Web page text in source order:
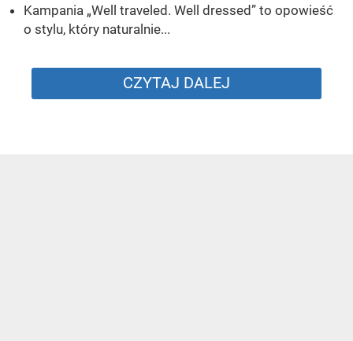
Kampania „Well traveled. Well dressed” to opowieść
o stylu, który naturalnie...
CZYTAJ DALEJ